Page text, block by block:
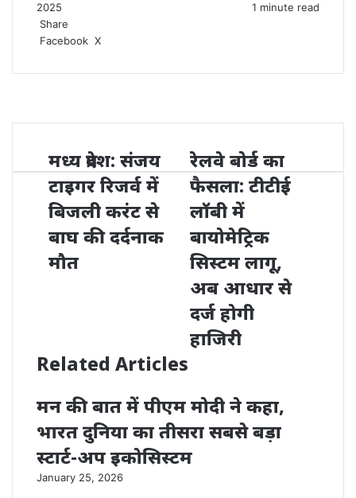
2025
1 minute read
Share
Facebook X
Email
मध्य प्रदेश: संजय
टाइगर रिजर्व में
बिजली करंट से
बाघ की दर्दनाक
मौत
रेलवे बोर्ड का
फैसला: टीटीई
लॉबी में
बायोमेट्रिक
सिस्टम लागू,
अब आधार से
दर्ज होगी
हाजिरी
Related Articles
मन की बात में पीएम मोदी ने कहा,
भारत दुनिया का तीसरा सबसे बड़ा
स्टार्ट-अप इकोसिस्टम
January 25, 2026